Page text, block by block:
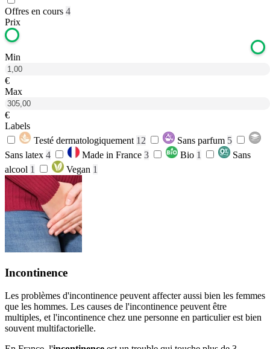
Offres en cours 4
Prix
Min
€
Max
€
Labels
Testé dermatologiquement 12 Sans parfum 5
Sans latex 4 Made in France 3 Bio 1
Sans
alcool 1 Vegan 1
Incontinence
Les problèmes d'incontinence peuvent affecter aussi bien les femmes
que les hommes. Les causes de l'incontinence peuvent être
multiples, et l'incontinence chez une personne en particulier est bien
souvent multifactorielle.